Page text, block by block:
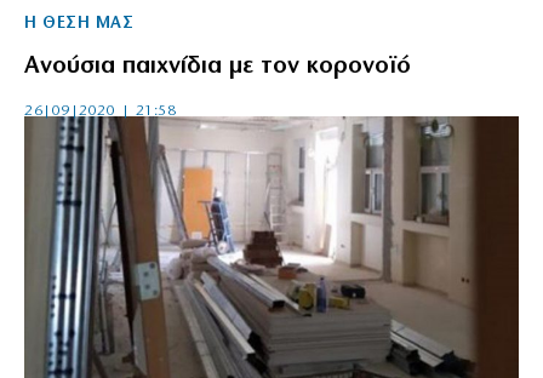
Η ΘΕΣΗ ΜΑΣ
Ανούσια παιχνίδια με τον κορονοϊό
26|09|2020 | 21:58